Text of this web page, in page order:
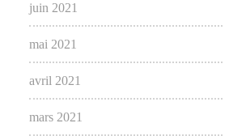
juin 2021
mai 2021
avril 2021
mars 2021